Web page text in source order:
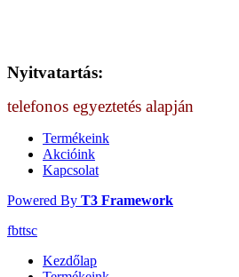
Nyitvatartás:
telefonos egyeztetés alapján
Termékeink
Akcióink
Kapcsolat
Powered By T3 Framework
fbttsc
Kezdőlap